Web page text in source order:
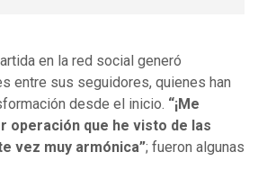
en la red social generó
entre sus seguidores, quienes han
desde el inicio. “¡Me
operación que he visto de las
vez muy armónica”; fueron algunas